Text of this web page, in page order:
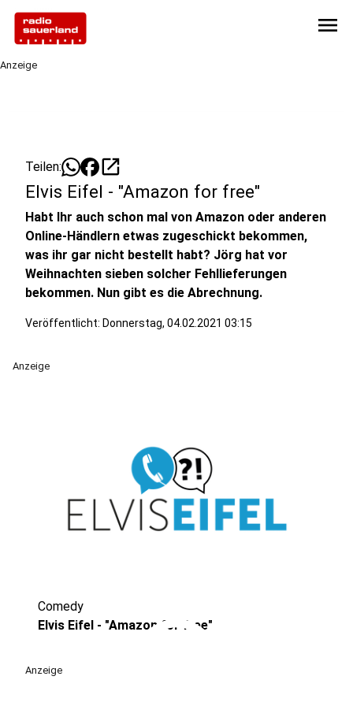
menu
Anzeige
Teilen: open_in_new
Elvis Eifel - "Amazon for free"
Habt Ihr auch schon mal von Amazon oder anderen
Online-Händlern etwas zugeschickt bekommen,
was ihr gar nicht bestellt habt? Jörg hat vor
Weihnachten sieben solcher Fehllieferungen
bekommen. Nun gibt es die Abrechnung.
Veröffentlicht: Donnerstag, 04.02.2021 03:15
Anzeige
play_circle
Comedy
Elvis Eifel - "Amazon for free"
Anzeige